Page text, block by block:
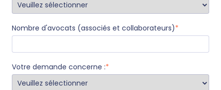
Nombre d'avocats (associés et collaborateurs)*
Votre demande concerne :*